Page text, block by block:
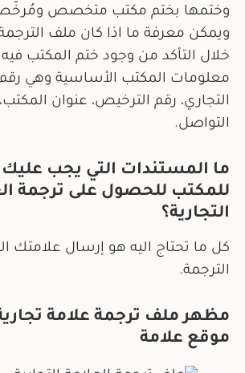
وختمها بختم مكتب متخصص ومُرخّص
ويمكن معرفة ما اذا كان ملف
خلال التأكد من وجود ختم المكتب فيه
معلومات المكتب الأساسية وهي
التجاري، رقم الترخيص، عنوان
التواصل.
ما المستندات التي يجب عليك
للمكتب للحصول على ترجمة
التجارية؟
كل ما تحتاج اليه هو إرسال علامتك
الترجمة.
مظهر ملف ترجمة علامة
موقع علامة